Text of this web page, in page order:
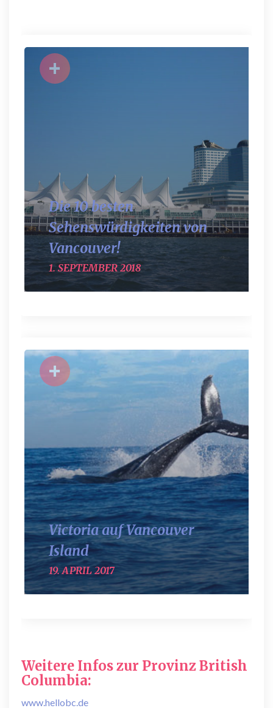
+
Die 10 besten
Sehenswürdigkeiten von
Vancouver!
1. SEPTEMBER 2018
+
Victoria auf Vancouver
Island
19. APRIL 2017
Weitere Infos zur Provinz British
Columbia:
www.hellobc.de